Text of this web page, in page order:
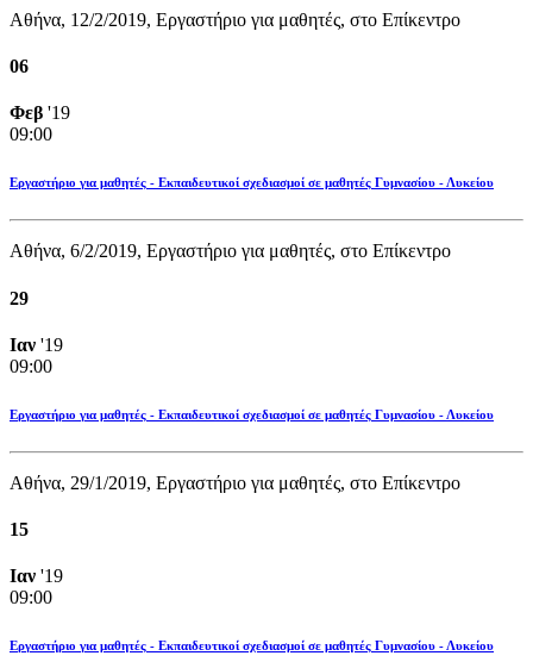
Αθήνα, 12/2/2019, Εργαστήριο για μαθητές, στο Επίκεντρο
06
Φεβ '19
09:00
Εργαστήριο για μαθητές - Εκπαιδευτικοί σχεδιασμοί σε μαθητές Γυμνασίου - Λυκείου
Αθήνα, 6/2/2019, Εργαστήριο για μαθητές, στο Επίκεντρο
29
Ιαν '19
09:00
Εργαστήριο για μαθητές - Εκπαιδευτικοί σχεδιασμοί σε μαθητές Γυμνασίου - Λυκείου
Αθήνα, 29/1/2019, Εργαστήριο για μαθητές, στο Επίκεντρο
15
Ιαν '19
09:00
Εργαστήριο για μαθητές - Εκπαιδευτικοί σχεδιασμοί σε μαθητές Γυμνασίου - Λυκείου